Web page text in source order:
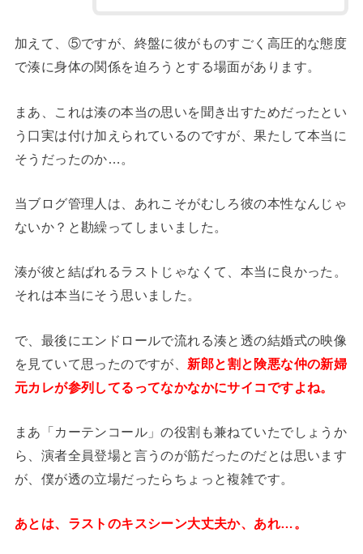
加えて、⑤ですが、終盤に彼がものすごく高圧的な態度
で湊に身体の関係を迫ろうとする場面があります。
まあ、これは湊の本当の思いを聞き出すためだったとい
う口実は付け加えられているのですが、果たして本当に
そうだったのか…。
当ブログ管理人は、あれこそがむしろ彼の本性なんじゃ
ないか？と勘繰ってしまいました。
湊が彼と結ばれるラストじゃなくて、本当に良かった。
それは本当にそう思いました。
で、最後にエンドロールで流れる湊と透の結婚式の映像
を見ていて思ったのですが、 新郎と割と険悪な仲の新婦
元カレが参列してるってなかなかにサイコですよね。
まあ「カーテンコール」の役割も兼ねていたでしょうか
ら、演者全員登場と言うのが筋だったのだとは思います
が、僕が透の立場だったらちょっと複雑です。
あとは、ラストのキスシーン大丈夫か、あれ…。